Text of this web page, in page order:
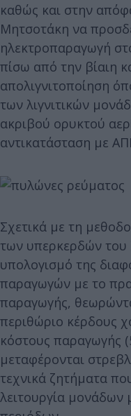
καθώς και στην
Μητσοτάκη να
ηλεκτροπαραγωγή
πίσω από την βίαιη
απολιγνιτοποίηση
των λιγνιτικών
ακριβού ορυκτού
αντικατάσταση με
Σχετικά με τη
των υπερκερδών του
υπολογισμό της
παραγωγών με το
παραγωγής,
περιθώριο κέρδους
κόστους παραγωγής
μεταφέρονται
τεχνικά ζητήματα
λειτουργία μονάδων